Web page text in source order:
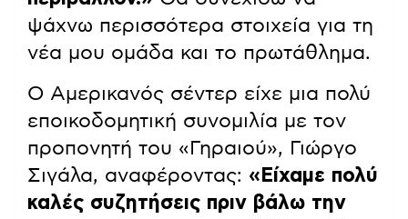
ψάχνω περισσότερα στοιχεία για τη
νέα μου ομάδα και το πρωτάθλημα.
Ο Αμερικανός σέντερ είχε μια πολύ
εποικοδομητική συνομιλία με τον
προπονητή του «Γηραιού», Γιώργο
Σιγάλα, αναφέροντας: «Είχαμε πολύ
καλές συζητήσεις πριν βάλω την